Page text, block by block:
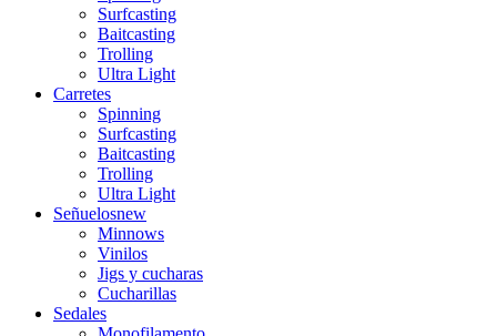
Surfcasting
Baitcasting
Trolling
Ultra Light
Carretes
Spinning
Surfcasting
Baitcasting
Trolling
Ultra Light
Señuelosnew
Minnows
Vinilos
Jigs y cucharas
Cucharillas
Sedales